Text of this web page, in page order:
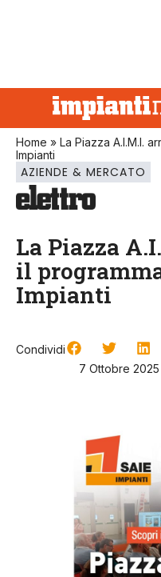
Home » La Piazza A.I.M.I.
Impianti
AZIENDE & MERCATO
La Piazza
il
Impianti
Condividi
7 Ottobre 2025